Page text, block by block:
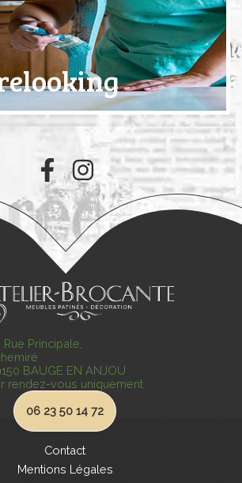
Rue Principale,
BAUGE EN ANJOU
rendez-vous uniquement
06 23 50 14 72
Contact
Mentions Légales